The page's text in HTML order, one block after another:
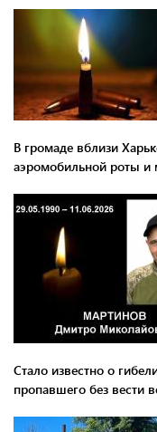
В громаде вблизи
аэромобильной роты и
Стало известно о
пропавшего без вести